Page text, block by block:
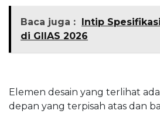
Baca juga : Intip
di GIIAS 2026
Elemen desain yang terlihat
depan yang terpisah atas dan